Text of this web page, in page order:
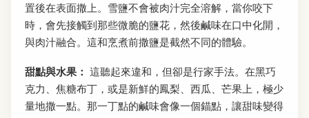
置後在表面撒上。雪鹽不會被肉汁完全溶解，當你咬下
時，會先接觸到那些微脆的鹽花，然後鹹味在口中化開，
與肉汁融合。這和烹煮前撒鹽是截然不同的體驗。
甜點與水果： 這聽起來違和，但卻是行家手法。在黑巧
克力、焦糖布丁，或是新鮮的鳳梨、西瓜、芒果上，極少
量地撒一點。那一丁點的鹹味會像一個錨點，讓甜味變得